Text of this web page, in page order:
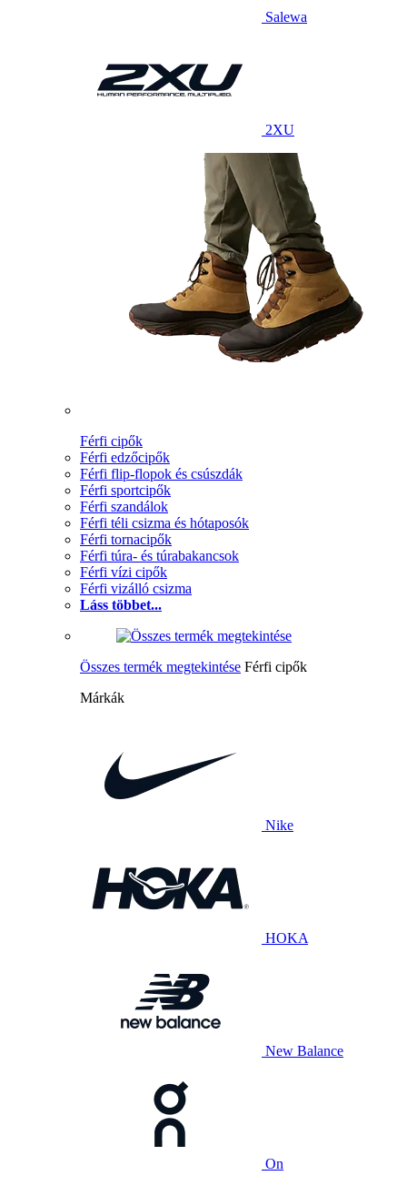
Salewa
2XU
Férfi cipők
Férfi edzőcipők
Férfi flip-flopok és csúszdák
Férfi sportcipők
Férfi szandálok
Férfi téli csizma és hótaposók
Férfi tornacipők
Férfi túra- és túrabakancsok
Férfi vízi cipők
Férfi vizálló csizma
Láss többet...
Összes termék megtekintése Férfi cipők
Márkák
Nike
HOKA
New Balance
On